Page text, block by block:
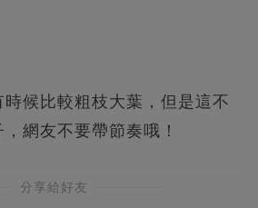
候比較粗枝大葉，但是這不
網友不要帶節奏哦！
分享給好友